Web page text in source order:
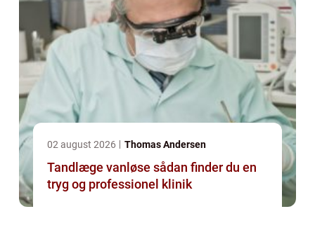
02 august 2026 Thomas Andersen
Tandlæge vanløse sådan finder du en
tryg og professionel klinik